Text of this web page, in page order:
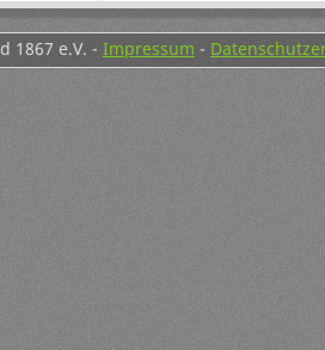
1867 e.V. - Impressum -